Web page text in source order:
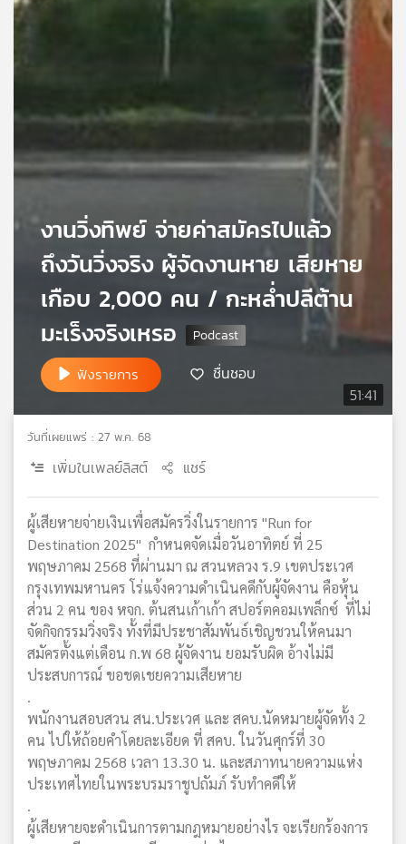
ข่าย
ไทย
บี
เอส
แผนที่
เครือ
51:41
งานวิ่งทิพย์ จ่ายค่าสมัครไปแล้ว
ถึงวันวิ่งจริง ผู้จัดงานหาย เสียหาย
เกือบ 2,000 คน / กะหล่ำปลีต้าน
มะเร็งจริงเหรอ
ฟังรายการ ชื่นชอบ
วันที่เผยแพร่ : 27 พ.ค. 68
เพิ่มในเพลย์ลิสต์ แชร์
ผู้เสียหายจ่ายเงินเพื่อสมัครวิ่งในรายการ "Run for
Destination 2025" กำหนดจัดเมื่อวันอาทิตย์ ที่ 25
พฤษภาคม 2568 ที่ผ่านมา ณ สวนหลวง ร.9 เขตประเวศ
กรุงเทพมหานคร โร่แจ้งความดำเนินคดีกับผู้จัดงาน คือหุ้น
ส่วน 2 คน ของ หจก. ต้นสนเก้าเก้า สปอร์ตคอมเพล็กซ์ ที่ไม่
จัดกิจกรรมวิ่งจริง ทั้งที่มีประชาสัมพันธ์เชิญชวนให้คนมา
สมัครตั้งแต่เดือน ก.พ 68 ผู้จัดงาน ยอมรับผิด อ้างไม่มี
ประสบการณ์ ขอชดเชยความเสียหาย
.
พนักงานสอบสวน สน.ประเวศ และ สคบ.นัดหมายผู้จัดทั้ง 2
คน ไปให้ถ้อยคำโดยละเอียด ที่ สคบ. ในวันศุกร์ที่ 30
พฤษภาคม 2568 เวลา 13.30 น. และสภาทนายความแห่ง
ประเทศไทยในพระบรมราชูปถัมภ์ รับทำคดีให้
.
ผู้เสียหายจะดำเนินการตามกฎหมายอย่างไร จะเรียกร้องการ